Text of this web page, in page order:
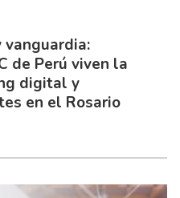
vanguardia:
de Perú viven la
digital y
en el Rosario